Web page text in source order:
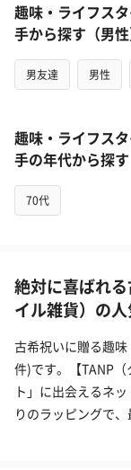
趣味・ライフス
手から探す（男性
男友達 男性
趣味・ライフス
手の年代から探す
70代
絶対に喜ばれ
イル雑貨）の
古希祝いに贈る趣
件)です。【TANP
ト」に出会えるネ
りのラッピングで